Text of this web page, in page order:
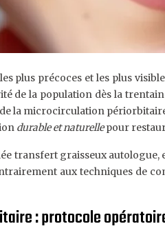
plus précoces et les plus
de la population dès la
la microcirculation
durable et naturellepour
transfert graisseux
aux techniques de
: protocole